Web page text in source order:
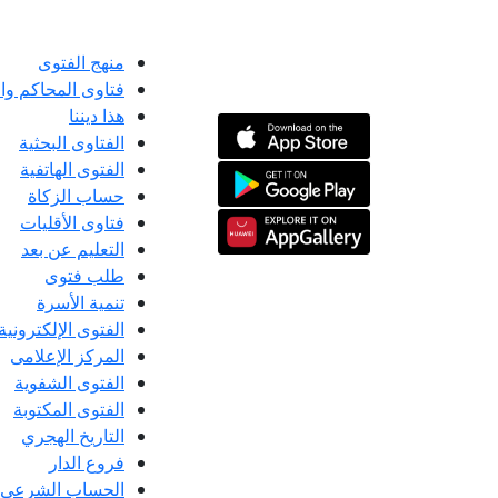
منهج الفتوى
فتاوى المحاكم
هذا ديننا
الفتاوى البحثية
الفتوى الهاتفية
حساب الزكاة
فتاوى الأقليات
التعليم عن بعد
طلب فتوى
تنمية الأسرة
الفتوى الإلكترونية
المركز الإعلامى
الفتوى الشفوية
الفتوى المكتوبة
التاريخ الهجري
فروع الدار
الحساب الشرعي